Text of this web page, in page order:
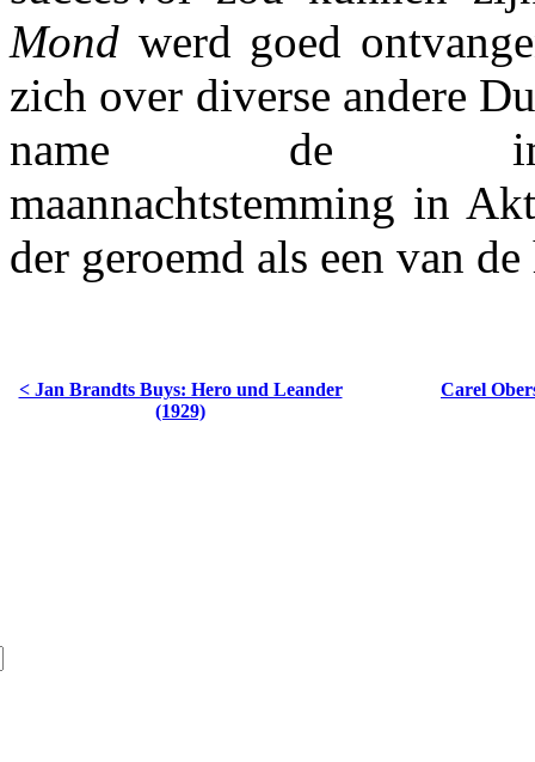
Mond werd goed
zich over diverse andere
name de
maannachtstemming in
der geroemd als een van
< Jan Brandts Buys: Hero und Leander
(1929)
Carel